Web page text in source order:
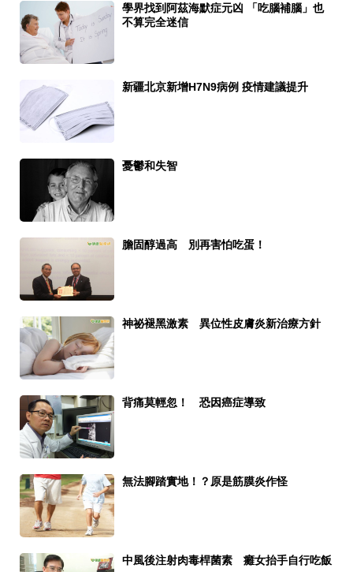
學界找到阿茲海默症元凶 「吃腦補腦」也
不算完全迷信
新疆北京新增H7N9病例 疫情建議提升
憂鬱和失智
膽固醇過高 別再害怕吃蛋！
神祕褪黑激素 異位性皮膚炎新治療方針
背痛莫輕忽！ 恐因癌症導致
無法腳踏實地！？原是筋膜炎作怪
中風後注射肉毒桿菌素 癱女抬手自行吃飯